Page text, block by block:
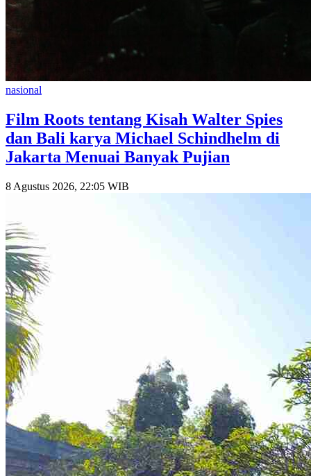
nasional
Film Roots tentang Kisah Walter Spies
dan Bali karya Michael Schindhelm di
Jakarta Menuai Banyak Pujian
8 Agustus 2026, 22:05 WIB